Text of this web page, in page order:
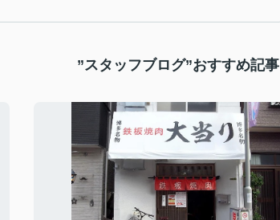
”スタッフブログ”おすすめ記事